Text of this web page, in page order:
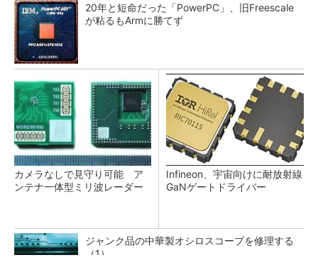
20年と短命だった「PowerPC」、旧Freescale
が粘るもArmに勝てず
カメラなしで見守り可能 ア
ンテナ一体型ミリ波レーダー
Infineon、宇宙向けに耐放射線
GaNゲートドライバー
ジャンク品の中華製オシロスコープを修理する
（1）